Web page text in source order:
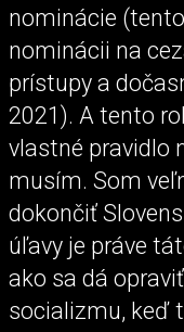
nominácie
nominácii na
prístupy a
2021). A tento
vlastné pravidlo
musím. Som
dokončiť
úľavy je práve
ako sa dá
socializmu, keď